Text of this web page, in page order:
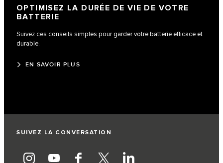
OPTIMISEZ LA DURÉE DE VIE DE VOTRE
BATTERIE
Suivez ces conseils simples pour garder votre batterie efficace et
durable.
EN SAVOIR PLUS
SUIVEZ LA CONVERSATION